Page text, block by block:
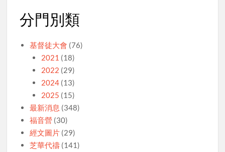
分門別類
基督徒大會 (76)
2021 (18)
2022 (29)
2024(13)
2025 (15)
最新消息 (348)
福音營 (30)
經文圖片 (29)
芝華代禱 (141)